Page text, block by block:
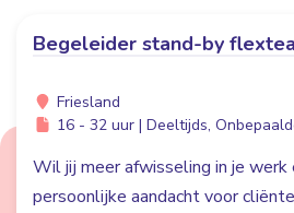
Begeleider stand-by
Friesland
16 - 32 uur | Deeltijds,
Wil jij meer afwisseling in je
persoonlijke aandacht voor